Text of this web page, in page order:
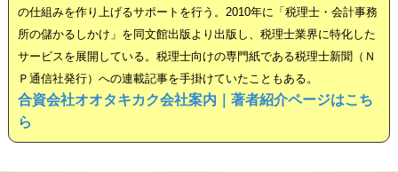
の仕組みを作り上げるサポートを行う。2010年に「税理士・会計事務
所の儲かるしかけ」を同文館出版より出版し、税理士業界に特化した
サービスを展開している。税理士向けの専門紙である税理士新聞（Ｎ
Ｐ通信社発行）への連載記事を手掛けていたこともある。
合資会社オオタキカク会社案内｜著者紹介ページはこち
ら